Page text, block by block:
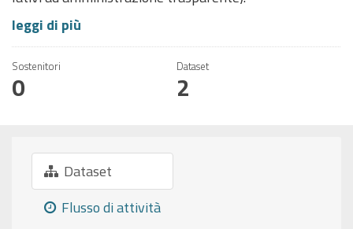
leggi di più
Sostenitori
0
Dataset
2
Dataset
Flusso di attività